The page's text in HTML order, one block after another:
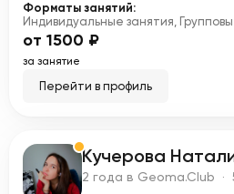
Форматы занятий:
Индивидуальные занятия,
от 1500 ₽
за занятие
Перейти в профиль
К Кучерова
2 года в Geoma.Club ·